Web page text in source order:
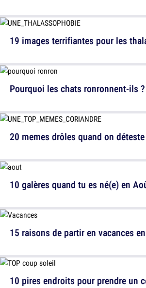
19 images terrifiantes pour les
20 memes drôles quand on
15 raisons de partir en vacances
Pourquoi les chats ronronnent-ils ?
10 galères quand tu es né(e) en
10 pires endroits pour prendre un